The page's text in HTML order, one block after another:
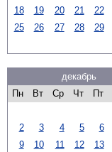
18
19 20 21 22
25
26 27 28 29
декабрь
Пн
Вт Ср Чт Пт
2
3 4 5 6
9
10 11 12 13